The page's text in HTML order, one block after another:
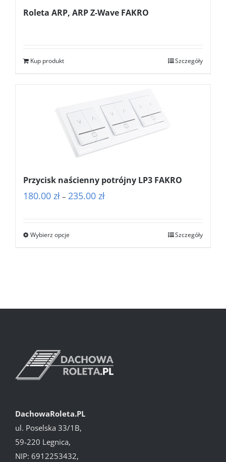
Roleta ARP, ARP Z-Wave FAKRO
Kup produkt Szczegóły
Przycisk naścienny potrójny LP3 FAKRO
180.00 zł – 235.00 złZakres
Wybierz opcje Szczegóły
DachowaRoleta.PL
ul. Poselska 33/1B,
59-220 Legnica,
NIP: 6912253432,